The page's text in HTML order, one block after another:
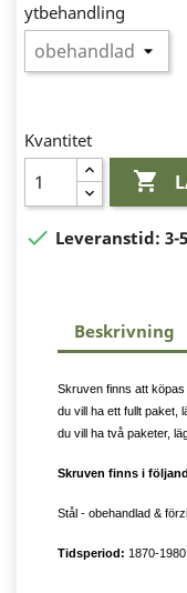
ytbehandling
Kvantitet

 Leveranstid: 3-
Beskrivning
Skruven finns att
du vill ha ett fullt paket,
du vill ha två paketer,
Skruven finns i
Stål - obehandlad &
Tidsperiod: 1870-1980